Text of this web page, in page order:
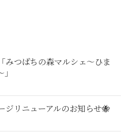
みつばちの森マルシェ〜ひま
ジリニューアルのお知らせ🐝